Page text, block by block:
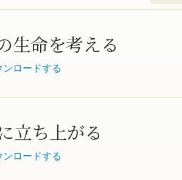
生命を考える
ンロードする
立ち上がる
ンロードする